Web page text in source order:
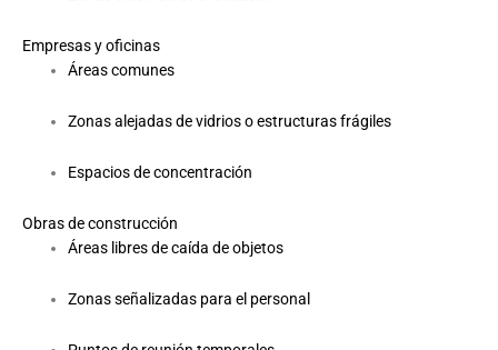
Empresas y oficinas
Áreas comunes
Zonas alejadas de vidrios o estructuras frágiles
Espacios de concentración
Obras de construcción
Áreas libres de caída de objetos
Zonas señalizadas para el personal